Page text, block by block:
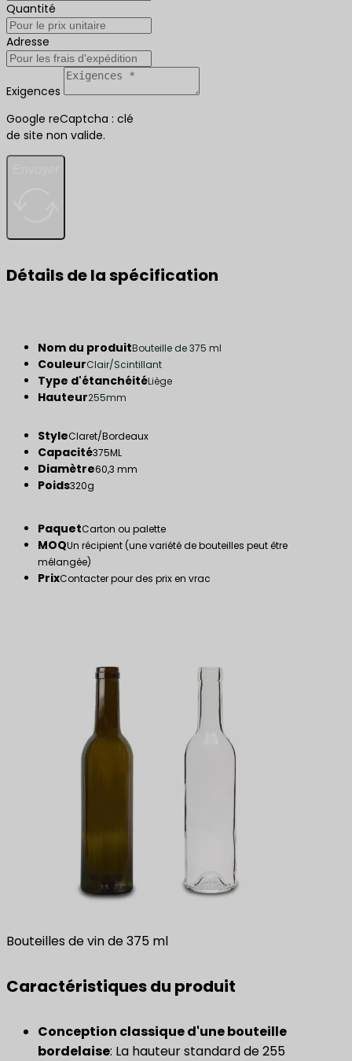
Quantité
Adresse
Exigences
Google reCaptcha : clé
de site non valide.
Détails de la spécification
Nom du produitBouteille de 375 ml
CouleurClair/Scintillant
Type d'étanchéitéLiège
Hauteur255mm
StyleClaret/Bordeaux
Capacité375ML
Diamètre60,3 mm
Poids320g
PaquetCarton ou palette
MOQUn récipient (une variété de bouteilles peut être
mélangée)
PrixContacter pour des prix en vrac
Bouteilles de vin de 375 ml
Caractéristiques du produit
​Conception classique d'une bouteille
bordelaise​: La hauteur standard de 255